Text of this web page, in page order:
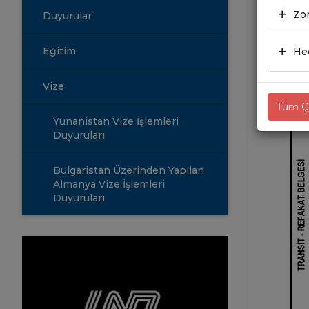
Duyurular
Eğitim
Vize
Yunanistan Vize İşlemleri
Duyuruları
Bulgaristan Üzerinden Yapılan
Almanya Vize İşlemleri
Duyuruları
Tüm